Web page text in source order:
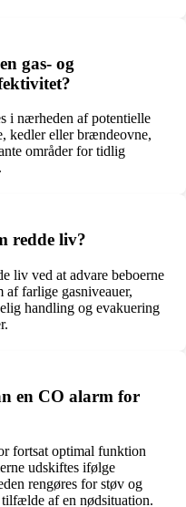
gas- og
i nærheden af potentielle
kedler eller brændeovne,
områder for tidlig
redde liv?
liv ved at advare beboerne
af farlige gasniveauer,
handling og evakuering
en CO alarm for
fortsat optimal funktion
udskiftes ifølge
rengøres for støv og
tilfælde af en nødsituation.